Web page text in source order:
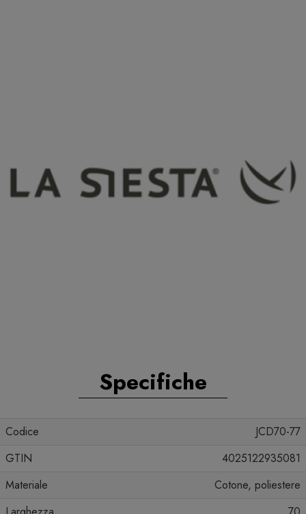
Specifiche
Codice
JCD70-77
GTIN
4025122935081
Materiale
Cotone, poliestere